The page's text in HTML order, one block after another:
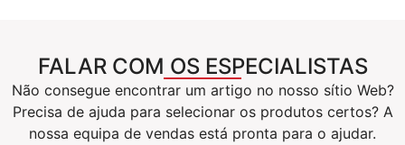
FALAR COM OS ESPECIALISTAS
Não consegue encontrar um artigo no nosso sítio Web?
Precisa de ajuda para selecionar os produtos certos? A
nossa equipa de vendas está pronta para o ajudar.